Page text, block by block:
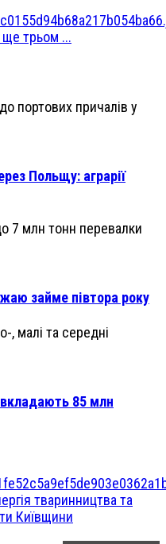
ще трьом ...
Польщу: аграрії
займе півтора року
85 млн
тваринництва та
Київщини